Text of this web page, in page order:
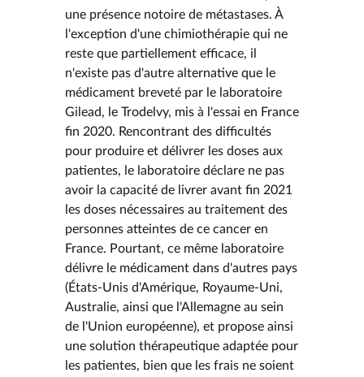
une présence notoire de métastases. À
l'exception d'une chimiothérapie qui ne
reste que partiellement efficace, il
n'existe pas d'autre alternative que le
médicament breveté par le laboratoire
Gilead, le Trodelvy, mis à l'essai en France
fin 2020. Rencontrant des difficultés
pour produire et délivrer les doses aux
patientes, le laboratoire déclare ne pas
avoir la capacité de livrer avant fin 2021
les doses nécessaires au traitement des
personnes atteintes de ce cancer en
France. Pourtant, ce même laboratoire
délivre le médicament dans d'autres pays
(États-Unis d'Amérique, Royaume-Uni,
Australie, ainsi que l'Allemagne au sein
de l'Union européenne), et propose ainsi
une solution thérapeutique adaptée pour
les patientes, bien que les frais ne soient